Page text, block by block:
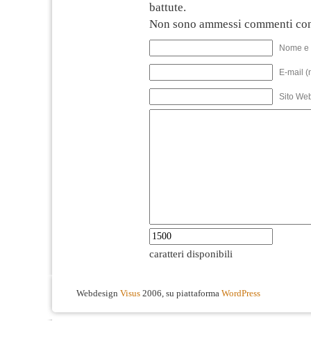
battute.
Non sono ammessi commenti
Nome
E-mail
Sito
caratteri disponibili
Webdesign Visus 2006, su piattaforma WordPress